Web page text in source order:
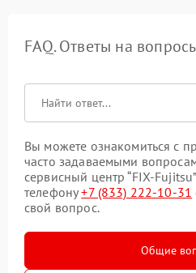
FAQ. Ответы на
Вы можете ознакомиться с
часто задаваемыми
сервисный центр “FIX-
телефону+7 (833) 222-10-31
свой вопрос.
Общие